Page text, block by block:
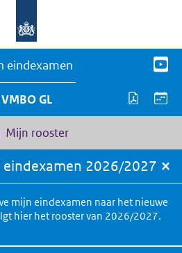
eindexamen
VMBO GL
Mijn rooster
2026/2027
mijn eindexamen naar het nieuwe
hier het rooster van 2026/2027.